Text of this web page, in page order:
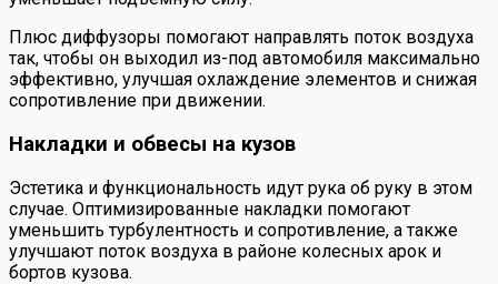
Плюс диффузоры помогают направлять поток воздуха
так, чтобы он выходил из-под автомобиля максимально
эффективно, улучшая охлаждение элементов и снижая
сопротивление при движении.
Накладки и обвесы на кузов
Эстетика и функциональность идут рука об руку в этом
случае. Оптимизированные накладки помогают
уменьшить турбулентность и сопротивление, а также
улучшают поток воздуха в районе колесных арок и
бортов кузова.